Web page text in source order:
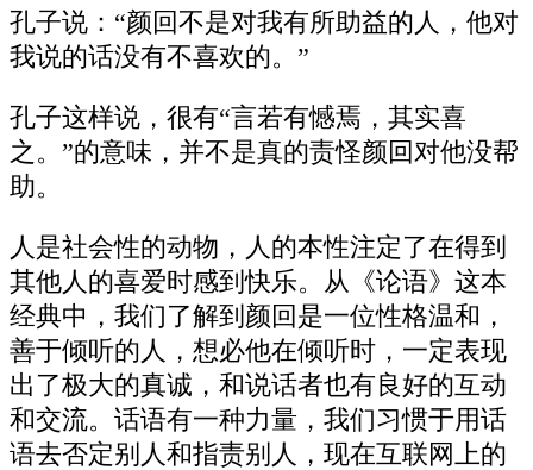
孔子说：“颜回不是对我有所助益的人，他对
我说的话没有不喜欢的。”
孔子这样说，很有“言若有憾焉，其实喜
之。”的意味，并不是真的责怪颜回对他没帮
助。
人是社会性的动物，人的本性注定了在得到
其他人的喜爱时感到快乐。从《论语》这本
经典中，我们了解到颜回是一位性格温和，
善于倾听的人，想必他在倾听时，一定表现
出了极大的真诚，和说话者也有良好的互动
和交流。话语有一种力量，我们习惯于用话
语去否定别人和指责别人，现在互联网上的